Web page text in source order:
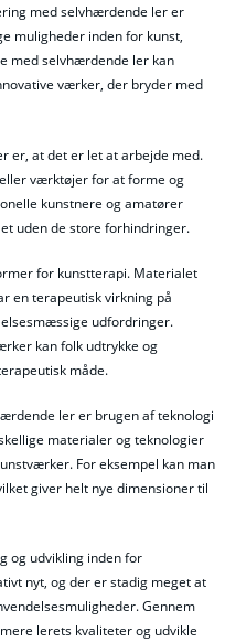
med selvhærdende ler er
muligheder inden for kunst,
med selvhærdende ler kan
værker, der bryder med
er, at det er let at arbejde med.
værktøjer for at forme og
kunstnere og amatører
uden de store forhindringer.
for kunstterapi. Materialet
en terapeutisk virkning på
udfordringer.
kan folk udtrykke og
måde.
ler er brugen af teknologi
materialer og teknologier
For eksempel kan man
giver helt nye dimensioner til
og udvikling inden for
nyt, og der er stadig meget at
Gennem
lerets kvaliteter og udvikle